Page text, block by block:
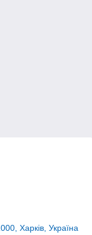
Харків, Україна